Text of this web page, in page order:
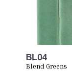
BL04
Blend Greens